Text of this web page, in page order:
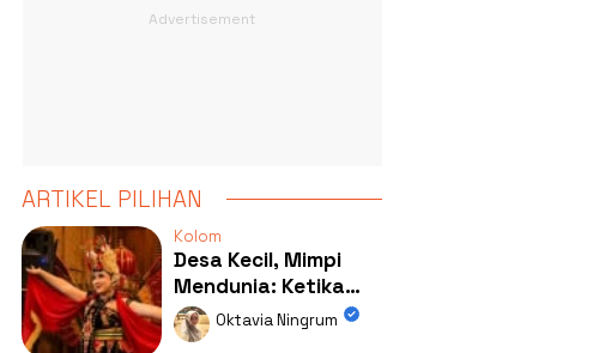
ARTIKEL PILIHAN
Kolom
Desa Kecil, Mimpi
Mendunia: Ketika
Kolaborasi
Mengubah Wajah
Oktavia Ningrum